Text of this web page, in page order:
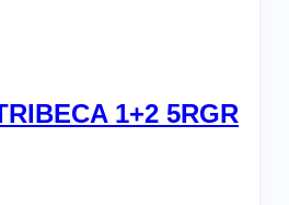
1+2 5RGR